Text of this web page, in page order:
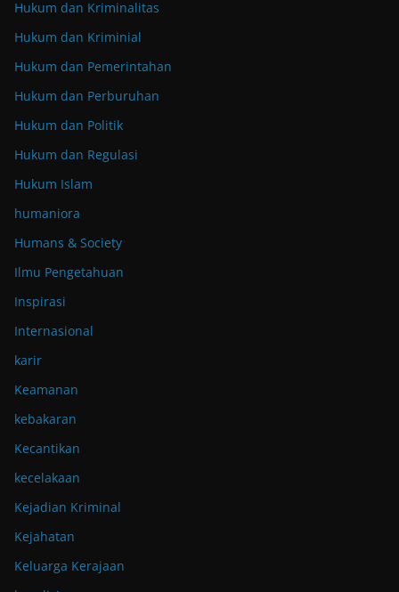
Hukum dan Kriminalitas
Hukum dan Kriminial
Hukum dan Pemerintahan
Hukum dan Perburuhan
Hukum dan Politik
Hukum dan Regulasi
Hukum Islam
humaniora
Humans & Society
Ilmu Pengetahuan
Inspirasi
Internasional
karir
Keamanan
kebakaran
Kecantikan
kecelakaan
Kejadian Kriminal
Kejahatan
Keluarga Kerajaan